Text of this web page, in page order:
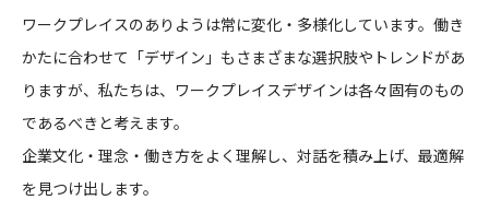
コンプライアンスポリシー プライバシーポリシー ご利用規約
ワークプレイスのありようは常に変化・多様化しています。働き
かたに合わせて「デザイン」もさまざまな選択肢やトレンドがあ
りますが、私たちは、ワークプレイスデザインは各々固有のもの
であるべきと考えます。
企業文化・理念・働き方をよく理解し、対話を積み上げ、最適解
を見つけ出します。